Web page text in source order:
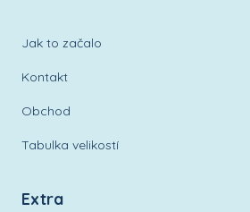
Jak to začalo
Kontakt
Obchod
Tabulka velikostí
Extra